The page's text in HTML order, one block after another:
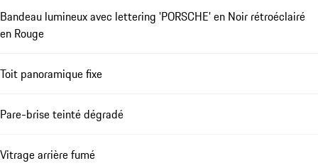
Bandeau lumineux avec lettering 'PORSCHE' en Noir rétroéclairé
en Rouge
Toit panoramique fixe
Pare-brise teinté dégradé
Vitrage arrière fumé